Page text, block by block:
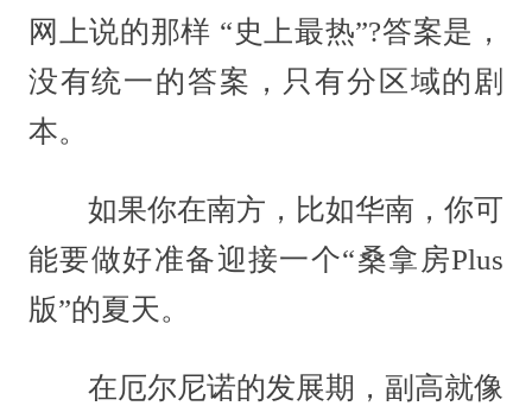
网上说的那样 “史上最热”?答案是，
没有统一的答案，只有分区域的剧
本。
如果你在南方，比如华南，你可
能要做好准备迎接一个“桑拿房Plus
版”的夏天。
在厄尔尼诺的发展期，副高就像